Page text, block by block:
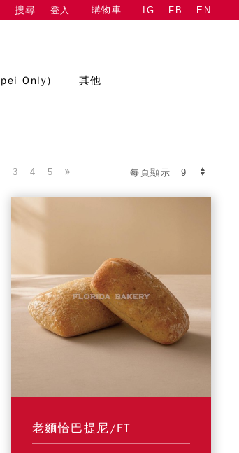
搜尋 登入 購物車 IG FB EN
Only） 其他
每頁顯示
3 4 5
老麵恰巴提尼/FT